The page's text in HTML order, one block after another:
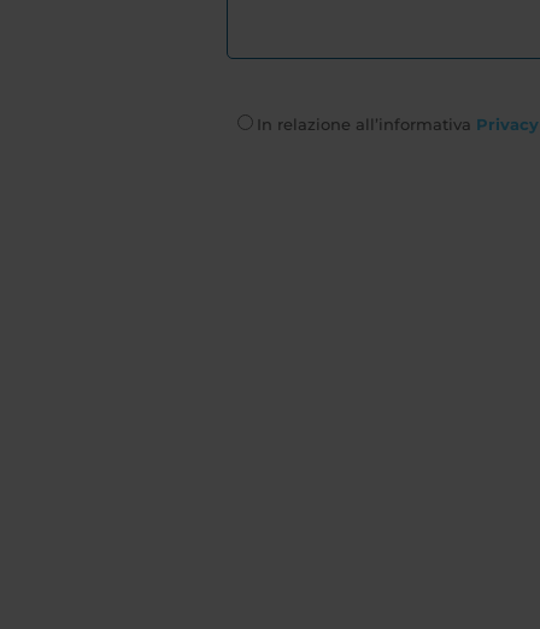
In relazione all’informativa Privacy